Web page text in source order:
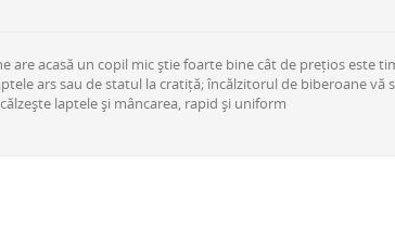
are acasă un copil mic știe foarte bine cât de prețios este
ars sau de statul la cratiță; încălzitorul de biberoane vă
laptele și mâncarea, rapid și uniform